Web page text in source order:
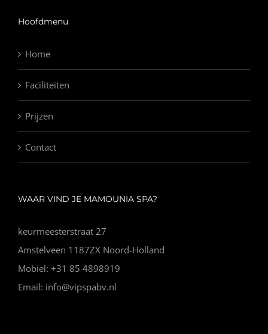
Hoofdmenu
Home
Faciliteiten
Prijzen
Contact
WAAR VIND JE MAMOUNIA SPA?
keurmeesterstraat 27
Amstelveen 1187ZX Noord-Holland
Mobiel: +31 85 4898919
Email: info@vipspabv.nl